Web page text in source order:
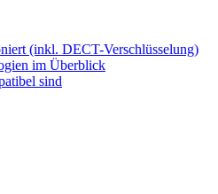
(inkl. DECT-Verschlüsselung)
im Überblick
sind